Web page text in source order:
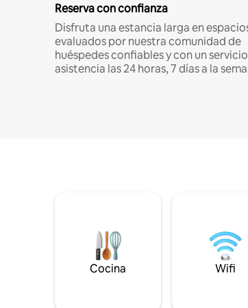
Reserva con confianza
Disfruta una estancia larga en
evaluados por nuestra comunidad de
huéspedes confiables y con un
asistencia las 24 horas, 7 días a la
Cocina Wifi